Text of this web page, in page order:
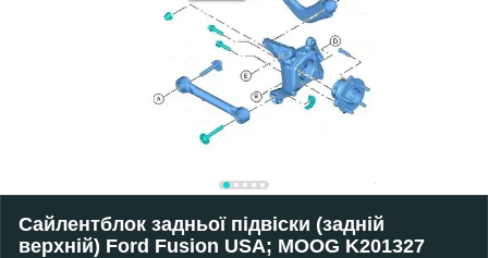
Сайлентблок задньої підвіски (задній
верхній) Ford Fusion USA; MOOG K201327